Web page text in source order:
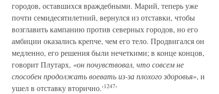
городов, оставшихся враждебными. Марий, теперь уже
почти семидесятилетний, вернулся из отставки, чтобы
возглавить кампанию против северных городов, но его
амбиции оказались крепче, чем его тело. Продвигался он
медленно, его решения были нечеткими; в конце концов,
говорит Плутарх, «он почувствовал, что совсем не
способен продолжать воевать из-за плохого здоровья», и
ушел в отставку вторично.‹1247›